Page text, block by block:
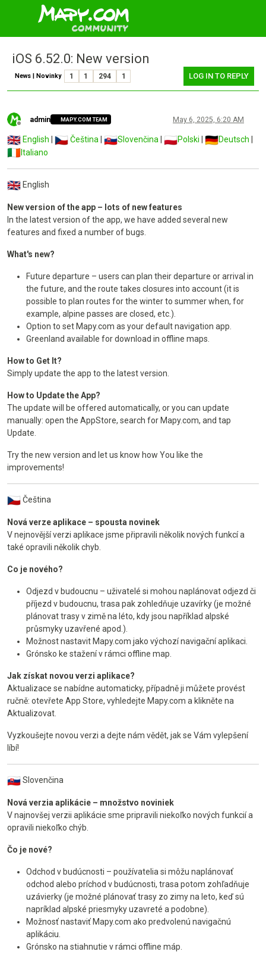
iOS 6.52.0: New version
News | Novinky 1 1 294 1 LOG IN TO REPLY
Offline
admin MAPY.COM TEAM May 6, 2025, 6:20 AM
English Čeština Slovenčina Polski Deutsch
Italiano
English
New version of the app – lots of new features
In the latest version of the app, we have added several new
features and fixed a number of bugs.
What's new?
Future departure – users can plan their departure or arrival in
the future, and the route takes closures into account (it is
possible to plan routes for the winter to summer when, for
example, alpine passes are closed, etc.).
Option to set Mapy.com as your default navigation app.
Greenland available for download in offline maps.
How to Get It?
Simply update the app to the latest version.
How to Update the App?
The update will be offered automatically, or you can update
manually: open the AppStore, search for Mapy.com, and tap
Update.
Try the new version and let us know how You like the
improvements!
Čeština
Nová verze aplikace – spousta novinek
V nejnovější verzi aplikace jsme připravili několik nových funkcí a
také opravili několik chyb.
Co je nového?
Odjezd v budoucnu – uživatelé si mohou naplánovat odjezd či
příjezd v budoucnu, trasa pak zohledňuje uzavírky (je možné
plánovat trasy v zimě na léto, kdy jsou například alpské
průsmyky uzavřené apod.).
Možnost nastavit Mapy.com jako výchozí navigační aplikaci.
Grónsko ke stažení v rámci offline map.
Jak získat novou verzi aplikace?
Aktualizace se nabídne automaticky, případně ji můžete provést
ručně: otevřete App Store, vyhledejte Mapy.com a klikněte na
Aktualizovat.
Vyzkoušejte novou verzi a dejte nám vědět, jak se Vám vylepšení
líbí!
Slovenčina
Nová verzia aplikácie – množstvo noviniek
V najnovšej verzii aplikácie sme pripravili niekoľko nových funkcií a
opravili niekoľko chýb.
Čo je nové?
Odchod v budúcnosti – používatelia si môžu naplánovať
odchod alebo príchod v budúcnosti, trasa potom zohľadňuje
uzávierky (je možné plánovať trasy zo zimy na leto, keď sú
napríklad alpské priesmyky uzavreté a podobne).
Možnosť nastaviť Mapy.com ako predvolenú navigačnú
aplikáciu.
Grónsko na stiahnutie v rámci offline máp.